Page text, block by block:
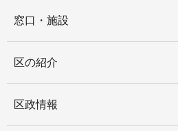
窓口・施設
区の紹介
区政情報